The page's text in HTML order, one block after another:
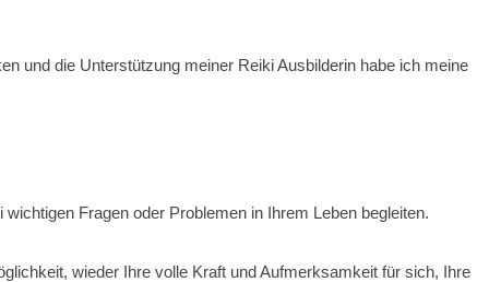
und die Unterstützung meiner Reiki Ausbilderin habe ich meine
Fragen oder Problemen in Ihrem Leben begleiten.
wieder Ihre volle Kraft und Aufmerksamkeit für sich, Ihre